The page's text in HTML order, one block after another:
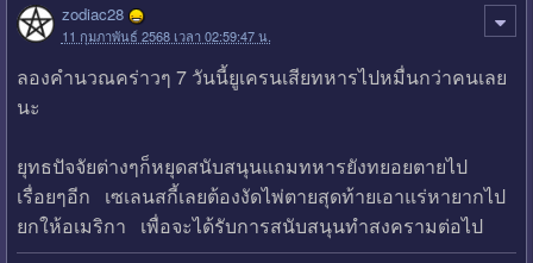
zodiac28
11 กุมภาพันธ์ 2568 เวลา 02:59:47 น.
ลองคำนวณคร่าวๆ 7 วันนี้ยูเครนเสียทหารไปหมื่นกว่าคนเลย
นะ
ยุทธปัจจัยต่างๆก็หยุดสนับสนุนแถมทหารยังทยอยตายไป
เรื่อยๆอีก เซเลนสกี้เลยต้องงัดไพ่ตายสุดท้ายเอาแร่หายากไป
ยกให้อเมริกา เพื่อจะได้รับการสนับสนุนทำสงครามต่อไป